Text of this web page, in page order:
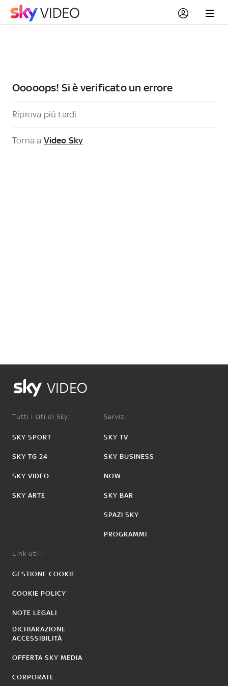
Ooooops! Si è verificato un errore
Riprova più tardi
Torna a Video Sky
VIDEO
Tutti i siti di Sky:
SKY SPORT
SKY TG 24
SKY VIDEO
SKY ARTE
Servizi:
SKY TV
SKY BUSINESS
NOW
SKY BAR
SPAZI SKY
PROGRAMMI
Link utili:
GESTIONE COOKIE
COOKIE POLICY
NOTE LEGALI
DICHIARAZIONE
ACCESSIBILITÀ
OFFERTA SKY MEDIA
CORPORATE